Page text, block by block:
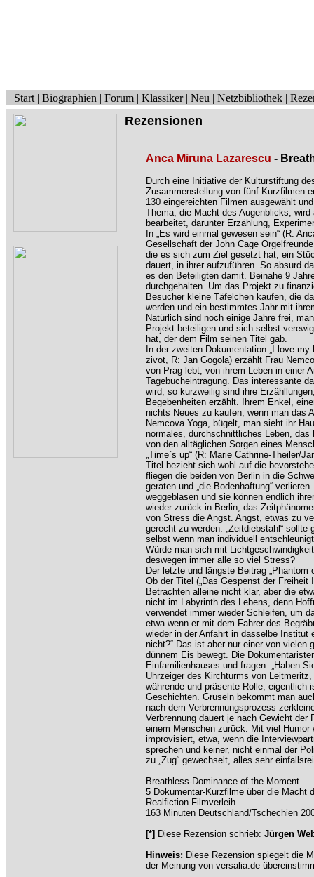
Start | Biographien | Forum | Klassiker| Neu | Netzbibliothek |
Rezensionen
Anca Miruna Lazarescu -
Durch eine Initiative der Kulturstiftung
Zusammenstellung von fünf Kurzfilmen
130 eingereichten Filmen ausgewählt
Thema, die Macht des Augenblicks,
bearbeitet, darunter Erzählung,
In „Es wird einmal gewesen sein“ (R:
Gesellschaft der John Cage
die es sich zum Ziel gesetzt hat, ein
dauert, in ihrer aufzuführen. So absurd
es den Beteiligten damit. Beinahe 9
durchgehalten. Um das Projekt zu
Besucher kleine Täfelchen kaufen, die
werden und ein bestimmtes Jahr mit
Natürlich sind noch einige Jahre frei,
Projekt beteiligen und sich selbst
hat, der dem Film seinen Titel gab.
In der zweiten Dokumentation „I love
zivot, R: Jan Gogola) erzählt Frau
von Prag lebt, von ihrem Leben in einer
Tagebucheintragung. Das interessante
wird, so kurzweilig sind ihre
Begebenheiten erzählt. Ihrem Enkel,
nichts Neues zu kaufen, wenn man das
Nemcova Yoga, bügelt, man sieht ihr
normales, durchschnittliches Leben,
von den alltäglichen Sorgen eines
„Time`s up“ (R: Marie Cathrine-Theiler/
Titel bezieht sich wohl auf die
fliegen die beiden von Berlin in die
geraten und „die Bodenhaftung“
weggeblasen und sie können endlich
wieder zurück in Berlin, das
von Stress die Angst. Angst, etwas zu
gerecht zu werden. „Zeitdiebstahl“
selbst wenn man individuell
Würde man sich mit
deswegen immer alle so viel Stress?
Der letzte und längste Beitrag
Ob der Titel („Das Gespenst der
Betrachten alleine nicht klar, aber die
nicht im Labyrinth des Lebens, denn
verwendet immer wieder Schleifen, um
etwa wenn er mit dem Fahrer des
wieder in der Anfahrt in dasselbe Institut
nicht?“ Das ist aber nur einer von vielen
dünnem Eis bewegt. Die
Einfamilienhauses und fragen: „Haben
Uhrzeiger des Kirchturms von
währende und präsente Rolle, eigentlich
Geschichten. Gruseln bekommt man
nach dem Verbrennungsprozess
Verbrennung dauert je nach Gewicht
einem Menschen zurück. Mit viel
improvisiert, etwa, wenn die
sprechen und keiner, nicht einmal der
zu „Zug“ gewechselt, alles sehr
Breathless-Dominance of the Moment
5 Dokumentar-Kurzfilme über die Macht
Realfiction Filmverleih
163 Minuten Deutschland/Tschechien
[*] Diese Rezension schrieb: Jürgen
Hinweis: Diese Rezension spiegelt die
der Meinung von versalia.de